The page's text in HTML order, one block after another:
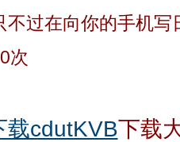
不过在向你的手机
次
载cdutKVB下载